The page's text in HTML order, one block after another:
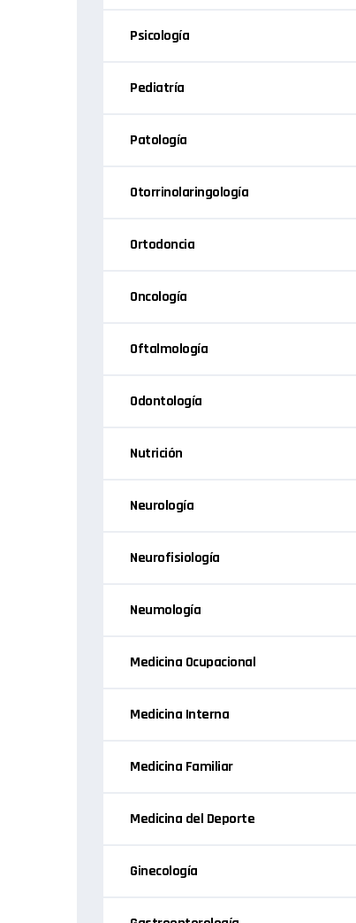
Psicología
Pediatría
Patología
Otorrinolaringología
Ortodoncia
Oncología
Oftalmología
Odontología
Nutrición
Neurología
Neurofisiología
Neumología
Medicina Ocupacional
Medicina Interna
Medicina Familiar
Medicina del Deporte
Ginecología